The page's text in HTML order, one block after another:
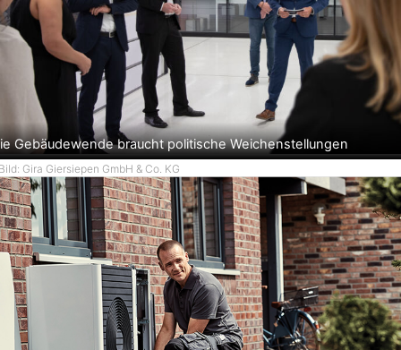
Gebäudewende braucht politische Weichenstellungen
Gira Giersiepen GmbH & Co. KG